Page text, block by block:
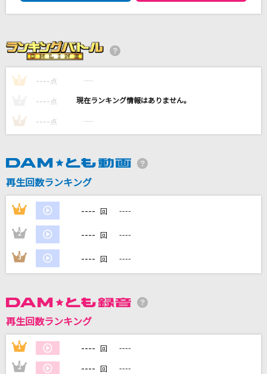
幽閉サテライト
純情恋花火
SUPER EIGHT
栄光の架橋
広末涼子
カラオケ最新情報をチェック！
1 ---- 点 ----
---- 点 ----
3 ---- 点 ----
再生回数ランキング
1 ---- 回 ----
2 ---- 回 ----
3 ---- 回 ----
再生回数ランキング
1 ---- 回 ----
2 ---- 回 ----